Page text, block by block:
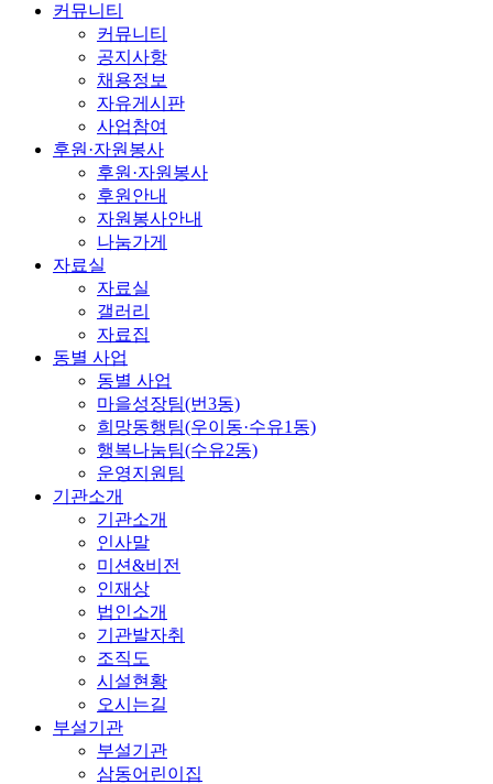
커뮤니티
커뮤니티
공지사항
채용정보
자유게시판
사업참여
후원·자원봉사
후원·자원봉사
후원안내
자원봉사안내
나눔가게
자료실
자료실
갤러리
자료집
동별 사업
동별 사업
마을성장팀(번3동)
희망동행팀(우이동·수유1동)
행복나눔팀(수유2동)
운영지원팀
기관소개
기관소개
인사말
미션&비전
인재상
법인소개
기관발자취
조직도
시설현황
오시는길
부설기관
부설기관
삼동어린이집